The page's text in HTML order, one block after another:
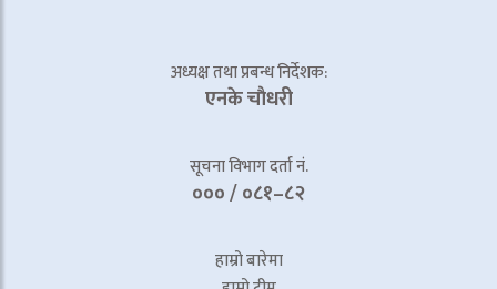
अध्यक्ष तथा प्रबन्ध निर्देशक:
एनके चाैधरी
सूचना विभाग दर्ता नं.
००० / ०८१–८२
हाम्रो बारेमा